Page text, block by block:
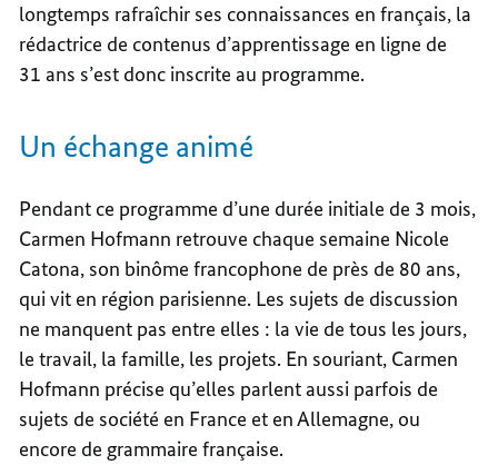
longtemps rafraîchir ses connaissances en français, la
rédactrice de contenus d’apprentissage en ligne de
31 ans s’est donc inscrite au programme.
Un échange animé
Pendant ce programme d’une durée initiale de 3 mois,
Carmen Hofmann retrouve chaque semaine Nicole
Catona, son binôme francophone de près de 80 ans,
qui vit en région parisienne. Les sujets de discussion
ne manquent pas entre elles : la vie de tous les jours,
le travail, la famille, les projets. En souriant, Carmen
Hofmann précise qu’elles parlent aussi parfois de
sujets de société en France et en Allemagne, ou
encore de grammaire française.